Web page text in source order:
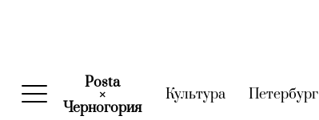
Posta
×
Черногория(current)
Культура(current)
Петербург